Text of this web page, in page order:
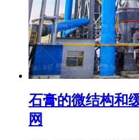
石膏的微结构和
网